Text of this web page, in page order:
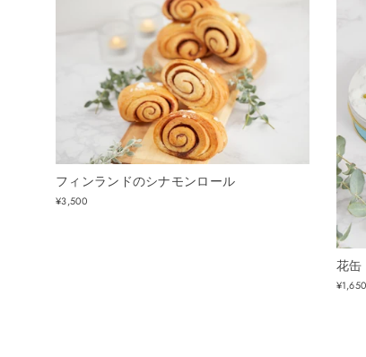
フィンランドのシナモンロール
¥3,500
花
¥1,650